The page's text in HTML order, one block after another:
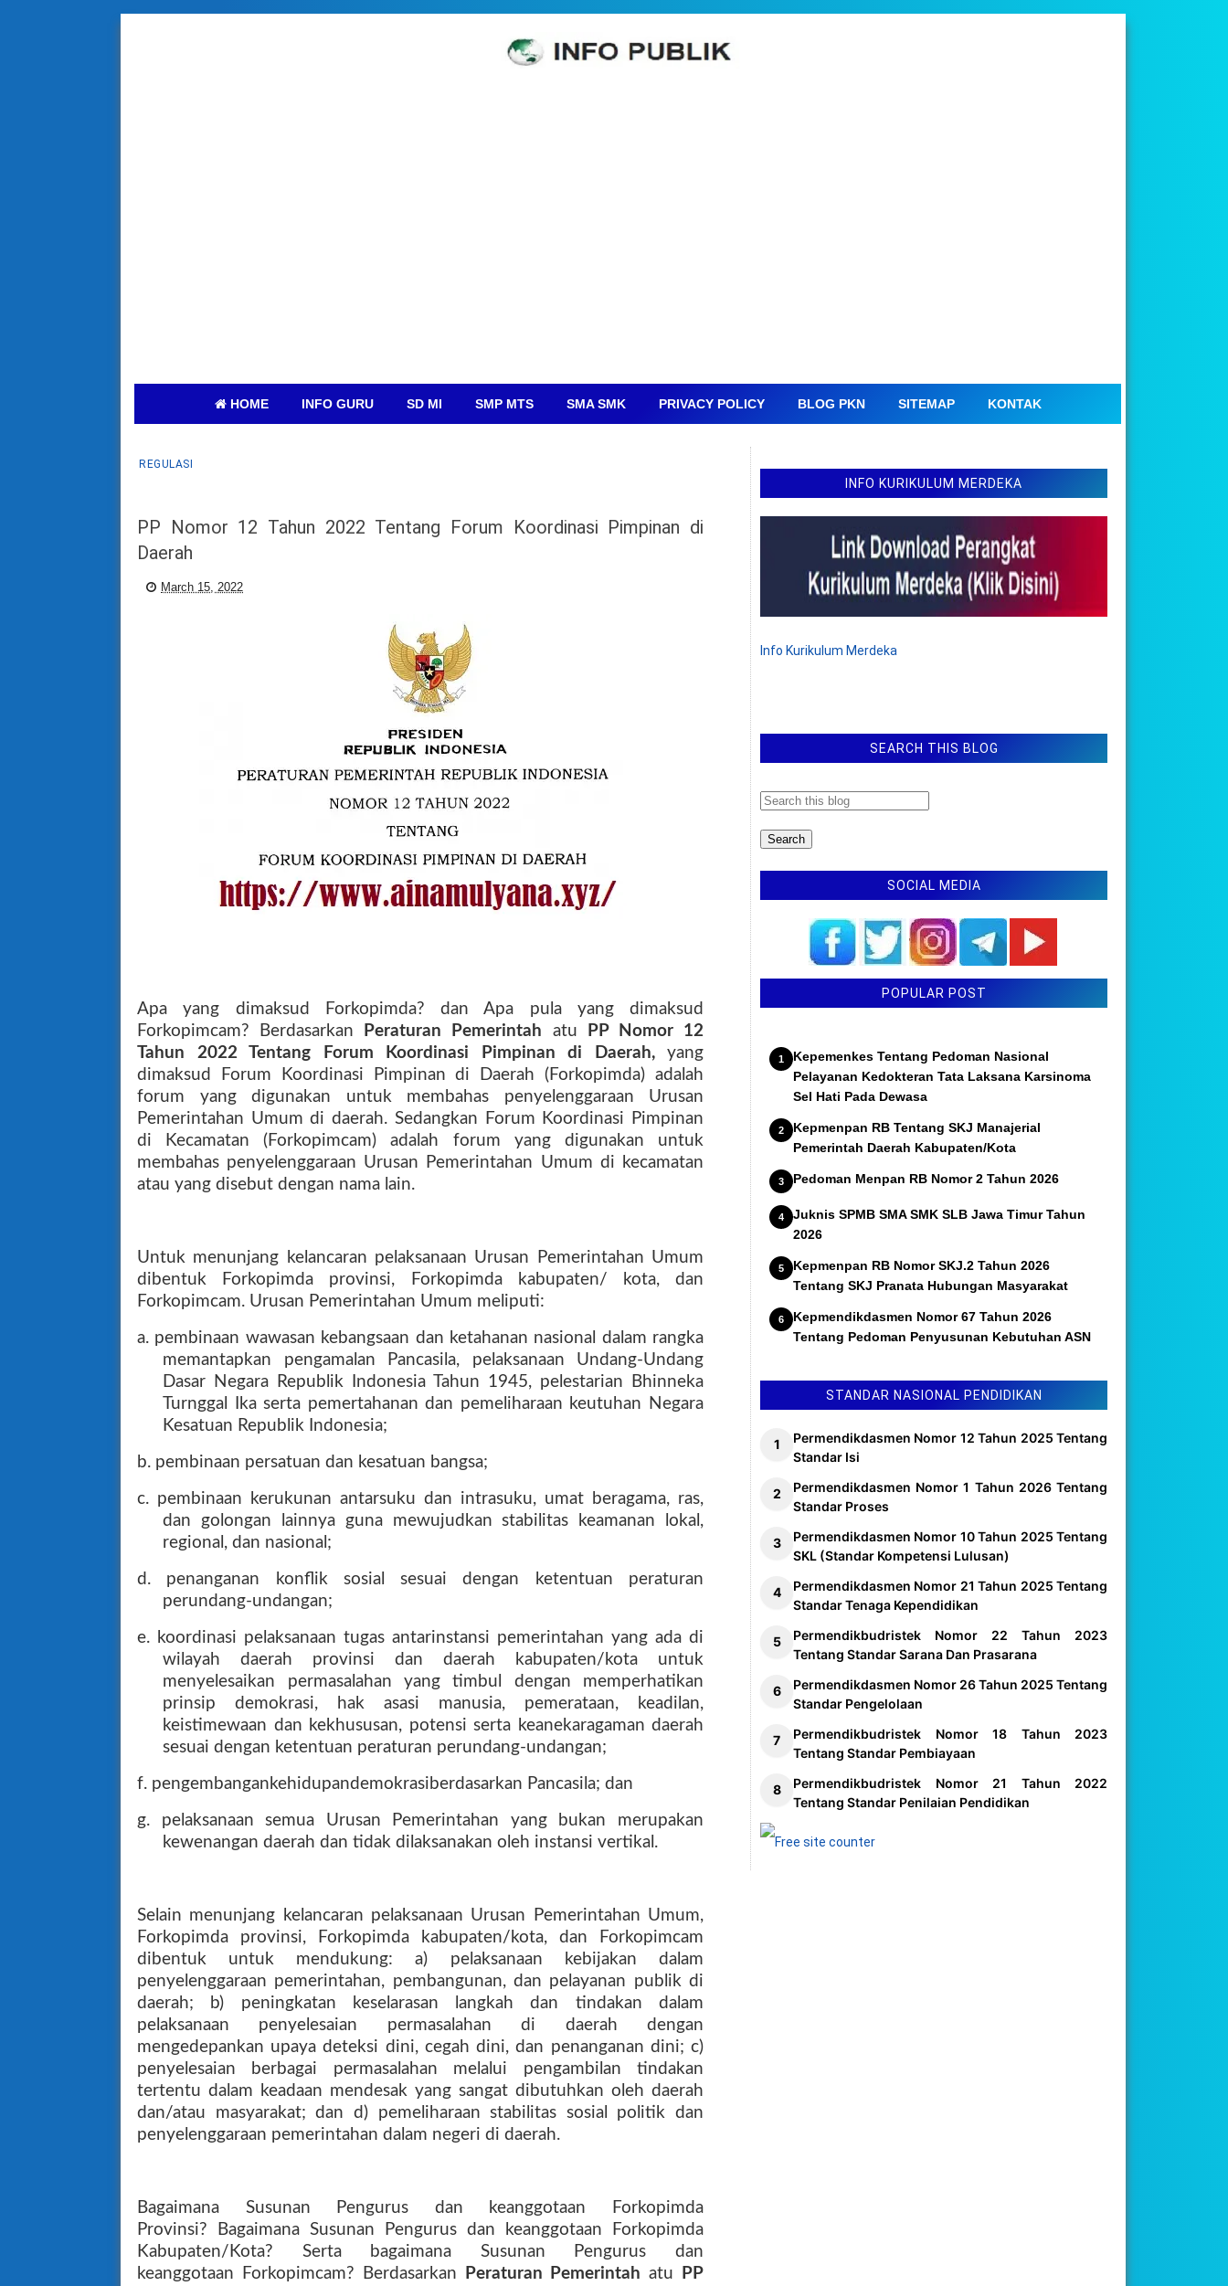
HOME INFO GURU SD MI SMP MTS SMA SMK PRIVACY POLICY BLOG PKN SITEMAP KONTAK
REGULASI
PP Nomor 12 Tahun 2022 Tentang Forum Koordinasi Pimpinan di
Daerah
March 15, 2022
Apa yang dimaksud Forkopimda? dan Apa pula yang dimaksud
Forkopimcam? Berdasarkan
Peraturan Pemerintah atu
PP Nomor 12
Tahun 2022 Tentang Forum Koordinasi Pimpinan di Daerah, yang
dimaksud Forum Koordinasi Pimpinan di Daerah (Forkopimda) adalah
forum yang digunakan untuk membahas penyelenggaraan Urusan
Pemerintahan Umum di daerah. Sedangkan Forum Koordinasi Pimpinan
di Kecamatan (Forkopimcam) adalah forum yang digunakan untuk
membahas penyelenggaraan Urusan Pemerintahan Umum di kecamatan
atau yang disebut dengan nama lain.
Untuk menunjang kelancaran pelaksanaan Urusan Pemerintahan Umum
dibentuk Forkopimda provinsi, Forkopimda kabupaten/ kota, dan
Forkopimcam. Urusan Pemerintahan Umum meliputi:
a. pembinaan wawasan kebangsaan dan ketahanan nasional dalam rangka
memantapkan pengamalan Pancasila, pelaksanaan Undang-Undang
Dasar Negara Republik Indonesia Tahun 1945, pelestarian Bhinneka
Turnggal Ika serta pemertahanan dan pemeliharaan keutuhan Negara
Kesatuan Republik Indonesia;
b. pembinaan persatuan dan kesatuan bangsa;
c. pembinaan kerukunan antarsuku dan intrasuku, umat beragama, ras,
dan golongan lainnya guna mewujudkan stabilitas keamanan lokal,
regional, dan nasional;
d. penanganan konflik sosial sesuai dengan ketentuan peraturan
perundang-undangan;
e. koordinasi pelaksanaan tugas antarinstansi pemerintahan yang ada di
wilayah daerah provinsi dan daerah kabupaten/kota untuk
menyelesaikan permasalahan yang timbul dengan memperhatikan
prinsip demokrasi, hak asasi manusia, pemerataan, keadilan,
keistimewaan dan kekhususan, potensi serta keanekaragaman daerah
sesuai dengan ketentuan peraturan perundang-undangan;
f. pengembangankehidupandemokrasiberdasarkan Pancasila; dan
g. pelaksanaan semua Urusan Pemerintahan yang bukan merupakan
kewenangan daerah dan tidak dilaksanakan oleh instansi vertikal.
Selain menunjang kelancaran pelaksanaan Urusan Pemerintahan Umum,
Forkopimda provinsi, Forkopimda kabupaten/kota, dan Forkopimcam
dibentuk untuk mendukung: a) pelaksanaan kebijakan dalam
penyelenggaraan pemerintahan, pembangunan, dan pelayanan publik di
daerah; b) peningkatan keselarasan langkah dan tindakan dalam
pelaksanaan penyelesaian permasalahan di daerah dengan
mengedepankan upaya deteksi dini, cegah dini, dan penanganan dini; c)
penyelesaian berbagai permasalahan melalui pengambilan tindakan
tertentu dalam keadaan mendesak yang sangat dibutuhkan oleh daerah
dan/atau masyarakat; dan d) pemeliharaan stabilitas sosial politik dan
penyelenggaraan pemerintahan dalam negeri di daerah.
Bagaimana Susunan Pengurus dan keanggotaan Forkopimda
Provinsi?
Bagaimana Susunan Pengurus dan keanggotaan Forkopimda
Kabupaten/Kota? Serta bagaimana Susunan Pengurus dan
keanggotaan Forkopimcam? Berdasarkan Peraturan Pemerintah atu
PP
INFO KURIKULUM MERDEKA
Info Kurikulum Merdeka
SEARCH THIS BLOG
SOCIAL MEDIA
POPULAR POST
Kepemenkes Tentang Pedoman Nasional
Pelayanan Kedokteran Tata Laksana Karsinoma
Sel Hati Pada Dewasa
Kepmenpan RB Tentang SKJ Manajerial
Pemerintah Daerah Kabupaten/Kota
Pedoman Menpan RB Nomor 2 Tahun 2026
Juknis SPMB SMA SMK SLB Jawa Timur Tahun
2026
Kepmenpan RB Nomor SKJ.2 Tahun 2026
Tentang SKJ Pranata Hubungan Masyarakat
Kepmendikdasmen Nomor 67 Tahun 2026
Tentang Pedoman Penyusunan Kebutuhan ASN
STANDAR NASIONAL PENDIDIKAN
Permendikdasmen Nomor 12 Tahun 2025 Tentang
Standar Isi
Permendikdasmen Nomor 1 Tahun 2026 Tentang
Standar Proses
Permendikdasmen Nomor 10 Tahun 2025 Tentang
SKL (Standar Kompetensi Lulusan)
Permendikdasmen Nomor 21 Tahun 2025 Tentang
Standar Tenaga Kependidikan
Permendikbudristek Nomor 22 Tahun 2023
Tentang Standar Sarana Dan Prasarana
Permendikdasmen Nomor 26 Tahun 2025 Tentang
Standar Pengelolaan
Permendikbudristek Nomor 18 Tahun 2023
Tentang Standar Pembiayaan
Permendikbudristek Nomor 21 Tahun 2022
Tentang Standar Penilaian Pendidikan